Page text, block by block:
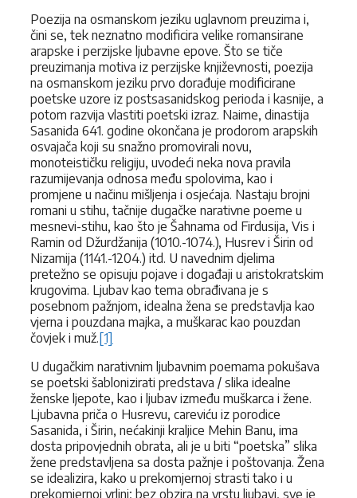
Poezija na osmanskom jeziku uglavnom preuzima i,
čini se, tek neznatno modificira velike romansirane
arapske i perzijske ljubavne epove. Što se tiče
preuzimanja motiva iz perzijske književnosti, poezija
na osmanskom jeziku prvo dorađuje modificirane
poetske uzore iz postsasanidskog perioda i kasnije, a
potom razvija vlastiti poetski izraz. Naime, dinastija
Sasanida 641. godine okončana je prodorom arapskih
osvajača koji su snažno promovirali novu,
monoteističku religiju, uvodeći neka nova pravila
razumijevanja odnosa među spolovima, kao i
promjene u načinu mišljenja i osjećaja. Nastaju brojni
romani u stihu, tačnije dugačke narativne poeme u
mesnevi-stihu, kao što je Šahnama od Firdusija, Vis i
Ramin od Džurdžanija (1010.-1074.), Husrev i Širin od
Nizamija (1141.-1204.) itd. U navednim djelima
pretežno se opisuju pojave i događaji u aristokratskim
krugovima. Ljubav kao tema obrađivana je s
posebnom pažnjom, idealna žena se predstavlja kao
vjerna i pouzdana majka, a muškarac kao pouzdan
čovjek i muž. [1]
U dugačkim narativnim ljubavnim poemama pokušava
se poetski šablonizirati predstava / slika idealne
ženske ljepote, kao i ljubav između muškarca i žene.
Ljubavna priča o Husrevu, careviću iz porodice
Sasanida, i Širin, nećakinji kraljice Mehin Banu, ima
dosta pripovjednih obrata, ali je u biti “poetska” slika
žene predstavljena sa dosta pažnje i poštovanja. Žena
se idealizira, kako u prekomjernoj strasti tako i u
prekomjernoj vrlini; bez obzira na vrstu ljubavi, sve je